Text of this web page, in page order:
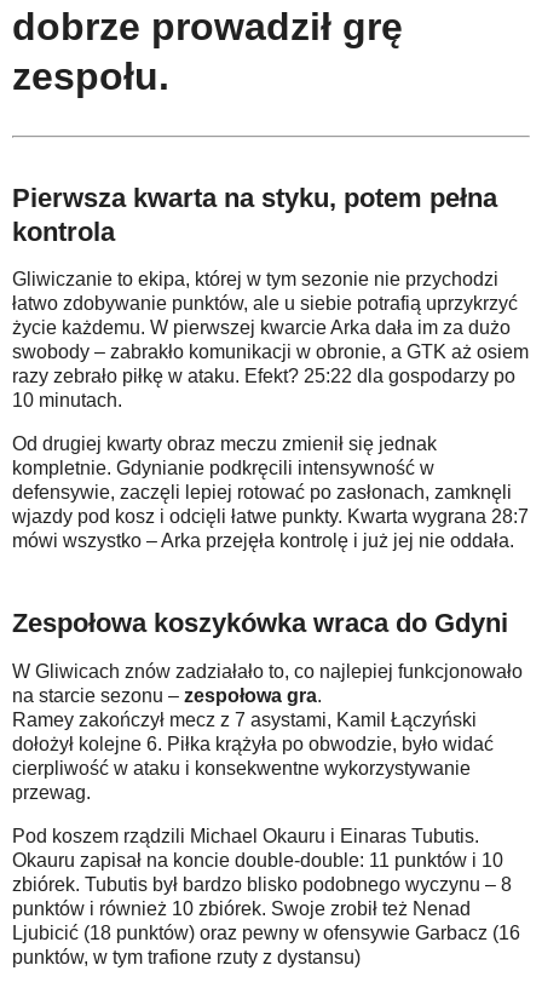
dobrze prowadził grę
zespołu.
Pierwsza kwarta na styku, potem pełna
kontrola
Gliwiczanie to ekipa, której w tym sezonie nie przychodzi
łatwo zdobywanie punktów, ale u siebie potrafią uprzykrzyć
życie każdemu. W pierwszej kwarcie Arka dała im za dużo
swobody – zabrakło komunikacji w obronie, a GTK aż osiem
razy zebrało piłkę w ataku. Efekt? 25:22 dla gospodarzy po
10 minutach.
Od drugiej kwarty obraz meczu zmienił się jednak
kompletnie. Gdynianie podkręcili intensywność w
defensywie, zaczęli lepiej rotować po zasłonach, zamknęli
wjazdy pod kosz i odcięli łatwe punkty. Kwarta wygrana 28:7
mówi wszystko – Arka przejęła kontrolę i już jej nie oddała.
Zespołowa koszykówka wraca do Gdyni
W Gliwicach znów zadziałało to, co najlepiej funkcjonowało
na starcie sezonu – zespołowa gra.
Ramey zakończył mecz z 7 asystami, Kamil Łączyński
dołożył kolejne 6. Piłka krążyła po obwodzie, było widać
cierpliwość w ataku i konsekwentne wykorzystywanie
przewag.
Pod koszem rządzili Michael Okauru i Einaras Tubutis.
Okauru zapisał na koncie double-double: 11 punktów i 10
zbiórek. Tubutis był bardzo blisko podobnego wyczynu – 8
punktów i również 10 zbiórek. Swoje zrobił też Nenad
Ljubicić (18 punktów) oraz pewny w ofensywie Garbacz (16
punktów, w tym trafione rzuty z dystansu)